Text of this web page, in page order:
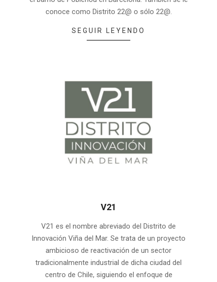
06
conoce como Distrito 22@ o sólo 22@.
SEGUIR LEYENDO
V21
06
V21 es el nombre abreviado del Distrito de
Innovación Viña del Mar. Se trata de un proyecto
ambicioso de reactivación de un sector
tradicionalmente industrial de dicha ciudad del
centro de Chile, siguiendo el enfoque de